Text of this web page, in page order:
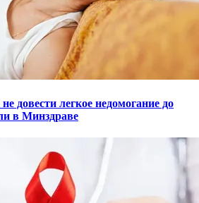
довести легкое недомогание до
в Минздраве